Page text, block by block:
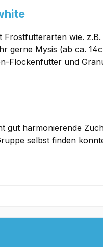
wie.
gerne Mysis (ab ca.
Flockenfutter und
gut harmonierende
selbst finden